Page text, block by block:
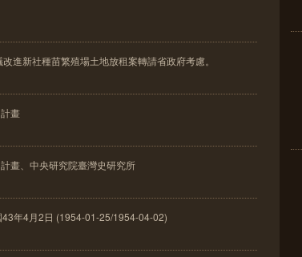
進新社種苗繁殖場土地放租案轉請省政府考慮。
畫
畫、中央研究院臺灣史研究所
年4月2日 (1954-01-25/1954-04-02)